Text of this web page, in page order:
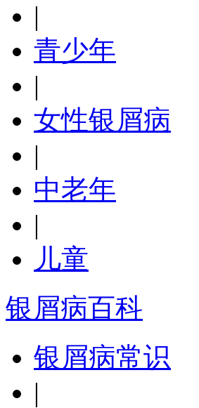
|
青少年
|
女性银屑病
|
中老年
|
儿童
银屑病百科
银屑病常识
|